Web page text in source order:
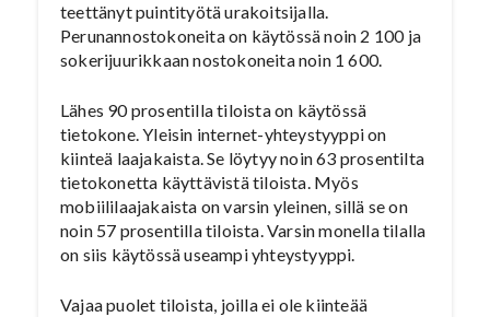
teettänyt puintityötä urakoitsijalla.
Perunannostokoneita on käytössä noin 2 100 ja
sokerijuurikkaan nostokoneita noin 1 600.
Lähes 90 prosentilla tiloista on käytössä
tietokone. Yleisin internet-yhteystyyppi on
kiinteä laajakaista. Se löytyy noin 63 prosentilta
tietokonetta käyttävistä tiloista. Myös
mobiililaajakaista on varsin yleinen, sillä se on
noin 57 prosentilla tiloista. Varsin monella tilalla
on siis käytössä useampi yhteystyyppi.
Vajaa puolet tiloista, joilla ei ole kiinteää